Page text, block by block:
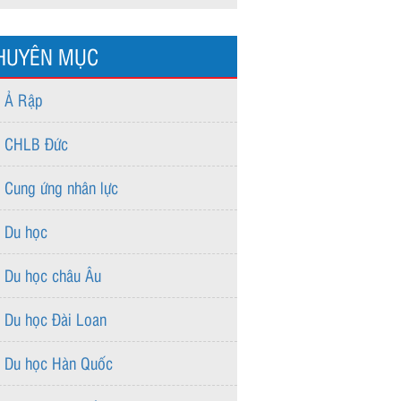
MỤC
Ả Rập
CHLB Đức
Cung ứng nhân lực
Du học
Du học châu Âu
Du học Đài Loan
Du học Hàn Quốc